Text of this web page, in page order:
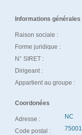
Informations générales
Raison sociale :
Forme juridique :
N° SIRET :
Dirigeant :
Appartient au groupe :
Coordonées
Adresse : NC
Code postal : 75001